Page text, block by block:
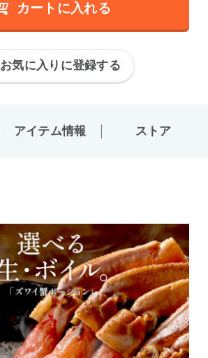
カートに入れる
お気に入りに登録する
アイテム情報 ストア